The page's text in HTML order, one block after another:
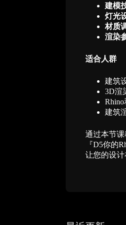
建模
灯光
材质
渲染
适合人群
建筑
3D渲
建筑
通过本节
『D5你的
让您的设计